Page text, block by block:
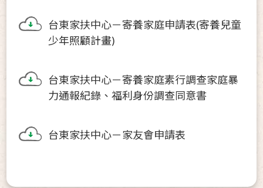
台東家扶中心－寄養家庭申請表(寄養兒童
少年照顧計畫)
台東家扶中心－寄養家庭素行調查家庭暴
力通報紀錄、福利身份調查同意書
台東家扶中心－家友會申請表